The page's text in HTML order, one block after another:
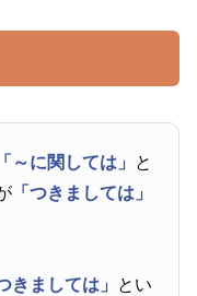
「～に関しては」 と
「つきましては」
きましては」 とい